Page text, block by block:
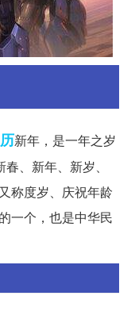
新年，是一年之岁
、新年、新岁、
称度岁、庆祝年龄
一个，也是中华民